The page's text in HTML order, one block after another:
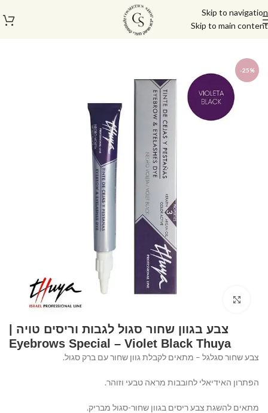
Skip to navigation
Skip to main content
-25%
צבע בגוון שחור סגול לגבות וריסים טויה |
Eyebrows Special – Violet Black Thuya⁩⁩⁩⁩⁩⁩⁩⁩
צבע שחור סגלגל – מתאים לקבלת גוון שחור עם ברק סגול.
הפתרון האידיאלי לחובבות מראה טבעי וזוהר.
מתאים להשגת צבע ריסים בגוון שחור-סגול מבריק.